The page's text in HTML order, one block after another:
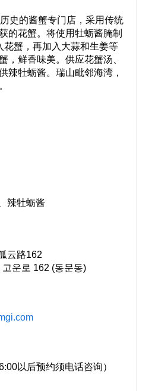
史的酱蟹专门店，采用传统
的花蟹。将使用牡蛎酱腌制
花蟹，再加入大蒜和生姜等
，鲜香味美。供应花蟹汤、
辣牡蛎酱。瑞山毗邻海湾，
辣牡蛎酱
云路162
운로 162 (동문동)
以后预约须电话咨询）